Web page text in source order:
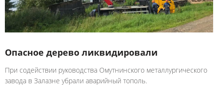
Опасное дерево ликвидировали
При содействии руководства Омутнинского металлургического
завода в Залазне убрали аварийный тополь.